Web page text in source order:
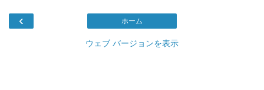
‹ ホーム
ウェブ バージョンを表示